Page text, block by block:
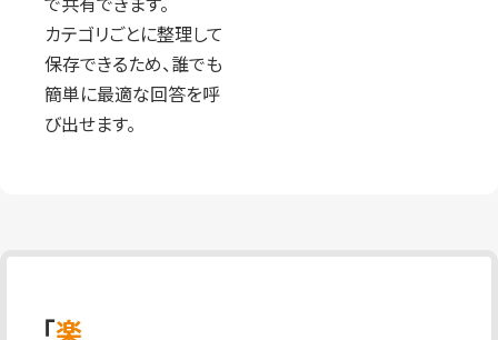
カテゴリごとに整理して
保存できるため、誰でも
簡単に最適な回答を呼
び出せます。
「楽